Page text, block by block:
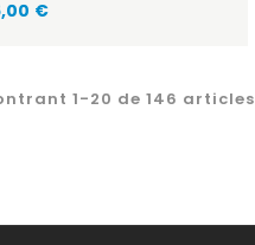
€
1-20 de 146 articles